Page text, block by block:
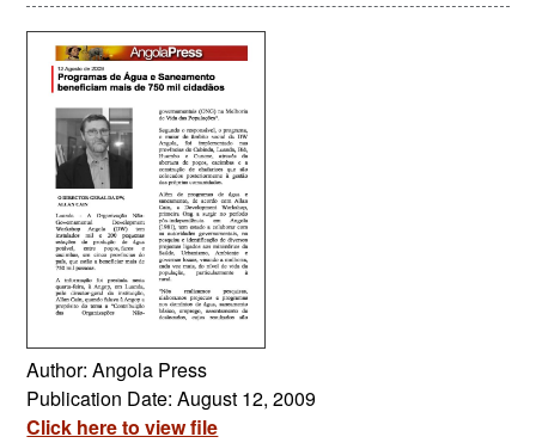
Author: Angola Press
Publication Date: August 12, 2009
Click here to view file